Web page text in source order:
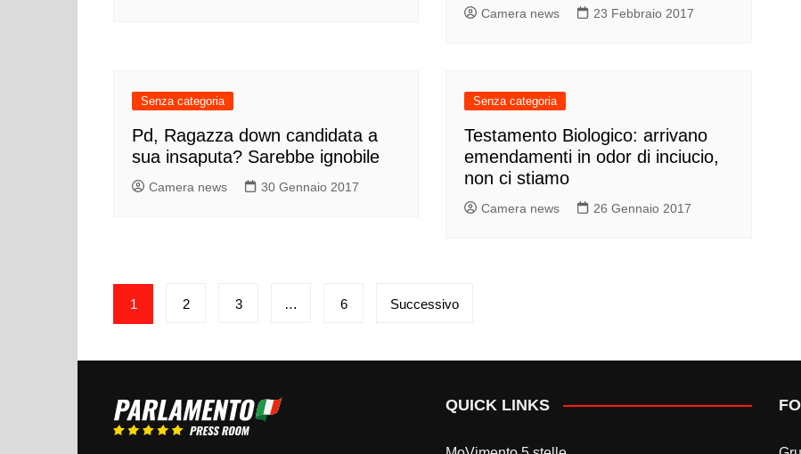
Camera news 23 Febbraio 2017
Senza categoria
Pd, Ragazza down candidata a
sua insaputa? Sarebbe ignobile
Camera news 30 Gennaio 2017
Senza categoria
Testamento Biologico: arrivano
emendamenti in odor di inciucio,
non ci stiamo
Camera news 26 Gennaio 2017
Paginazione
degli
articoli
1 2 3 … 6 Successivo
QUICK LINKS